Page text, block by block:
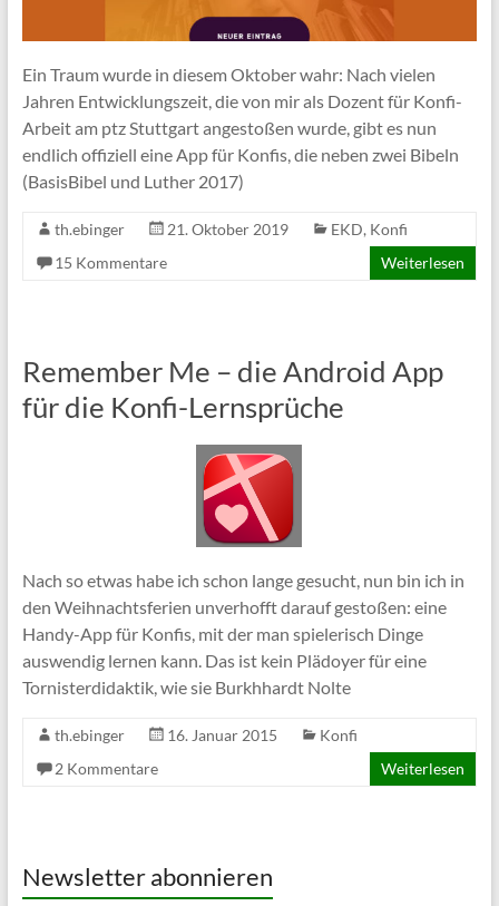
Ein Traum wurde in diesem Oktober wahr: Nach vielen
Jahren Entwicklungszeit, die von mir als Dozent für Konfi-
Arbeit am ptz Stuttgart angestoßen wurde, gibt es nun
endlich offiziell eine App für Konfis, die neben zwei Bibeln
(BasisBibel und Luther 2017)
th.ebinger 21. Oktober 2019 EKD, Konfi
15 Kommentare
Weiterlesen
Remember Me – die Android App
für die Konfi-Lernsprüche
Nach so etwas habe ich schon lange gesucht, nun bin ich in
den Weihnachtsferien unverhofft darauf gestoßen: eine
Handy-App für Konfis, mit der man spielerisch Dinge
auswendig lernen kann. Das ist kein Plädoyer für eine
Tornisterdidaktik, wie sie Burkhhardt Nolte
th.ebinger 16. Januar 2015
Konfi
2 Kommentare
Weiterlesen
Newsletter abonnieren